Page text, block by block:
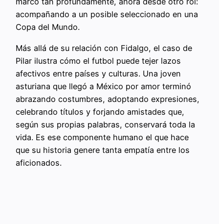
acompañando a un posible seleccionado en una
Copa del Mundo.
Más allá de su relación con Fidalgo, el caso de
Pilar ilustra cómo el futbol puede tejer lazos
afectivos entre países y culturas. Una joven
asturiana que llegó a México por amor terminó
abrazando costumbres, adoptando expresiones,
celebrando títulos y forjando amistades que,
según sus propias palabras, conservará toda la
vida. Es ese componente humano el que hace
que su historia genere tanta empatía entre los
aficionados.